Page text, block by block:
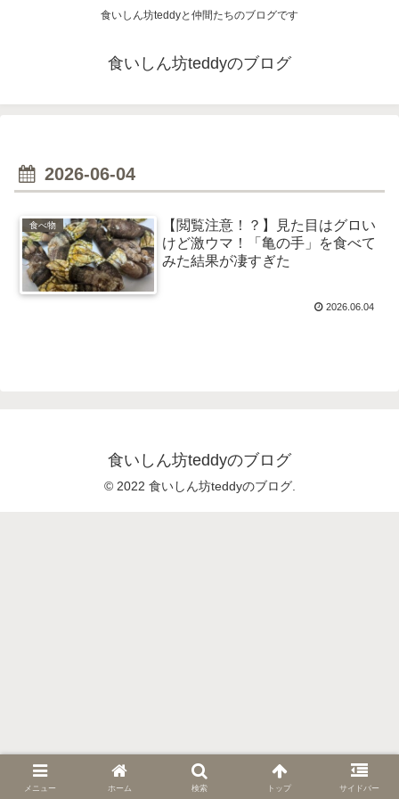
食いしん坊teddyと仲間たちのブログです
食いしん坊teddyのブログ
2026-06-04
食べ物
【閲覧注意！？】見た目はグロい
けど激ウマ！「亀の手」を食べて
みた結果が凄すぎた
2026.06.04
食いしん坊teddyのブログ
© 2022 食いしん坊teddyのブログ.
メニュー ホーム 検索 トップ サイドバー